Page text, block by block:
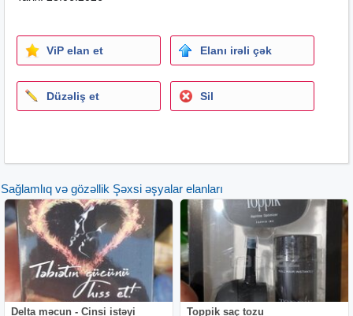
ViP elan et Elanı irəli çək
Düzəliş et Sil
Sağlamlıq və gözəllik Şəxsi əşyalar elanları
Delta məcun - Cinsi istəyi
Toppik saç tozu